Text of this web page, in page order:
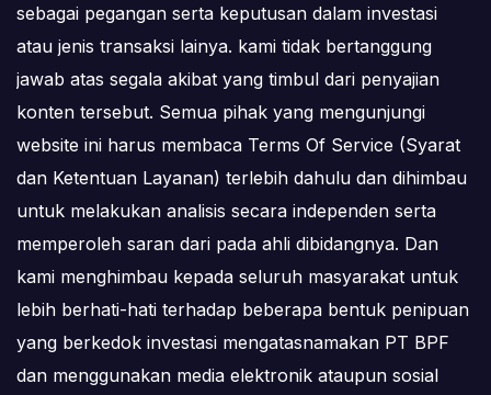
sebagai pegangan serta keputusan dalam investasi
atau jenis transaksi lainya. kami tidak bertanggung
jawab atas segala akibat yang timbul dari penyajian
konten tersebut. Semua pihak yang mengunjungi
website ini harus membaca Terms Of Service (Syarat
dan Ketentuan Layanan) terlebih dahulu dan dihimbau
untuk melakukan analisis secara independen serta
memperoleh saran dari pada ahli dibidangnya. Dan
kami menghimbau kepada seluruh masyarakat untuk
lebih berhati-hati terhadap beberapa bentuk penipuan
yang berkedok investasi mengatasnamakan PT BPF
dan menggunakan media elektronik ataupun sosial